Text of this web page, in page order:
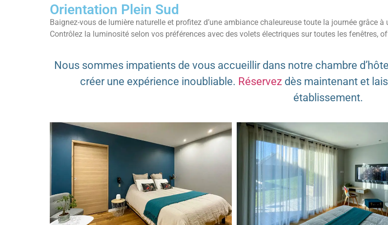
Orientation Plein Sud
Baignez-vous de lumière naturelle et profitez d’une ambiance chaleureuse toute la journée grâce
Contrôlez la luminosité selon vos préférences avec des volets électriques sur toutes les fenêtres,
Nous sommes impatients de vous accueillir dans notre chambre
créer une expérience inoubliable. Réservez dès maintenant et
établissement.